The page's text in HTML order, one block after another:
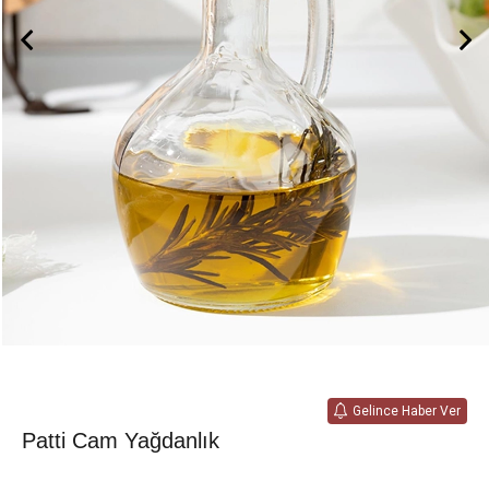
Gelince Haber Ver
Patti Cam Yağdanlık